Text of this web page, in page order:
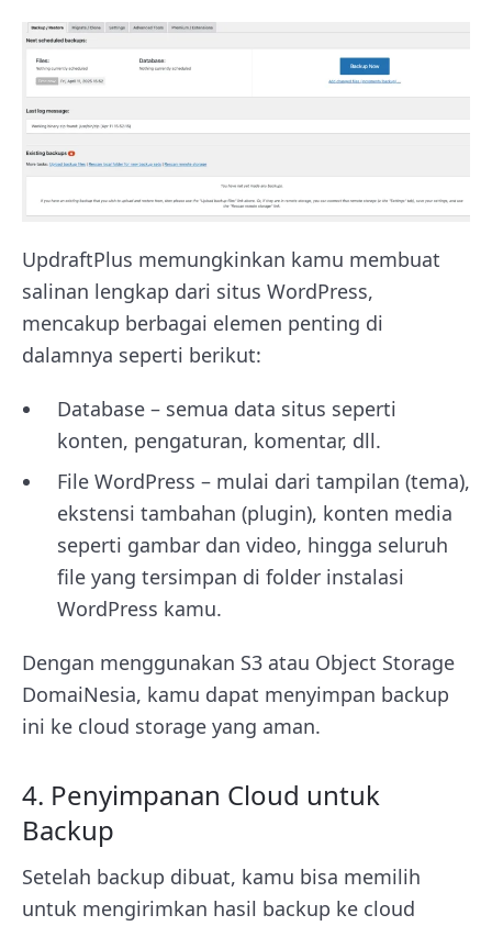
UpdraftPlus memungkinkan kamu membuat
salinan lengkap dari situs WordPress,
mencakup berbagai elemen penting di
dalamnya seperti berikut:
Database – semua data situs seperti
konten, pengaturan, komentar, dll.
File WordPress – mulai dari tampilan (tema),
ekstensi tambahan (plugin), konten media
seperti gambar dan video, hingga seluruh
file yang tersimpan di folder instalasi
WordPress kamu.
Dengan menggunakan S3 atau Object Storage
DomaiNesia, kamu dapat menyimpan backup
ini ke cloud storage yang aman.
4. Penyimpanan Cloud untuk
Backup
Setelah backup dibuat, kamu bisa memilih
untuk mengirimkan hasil backup ke cloud